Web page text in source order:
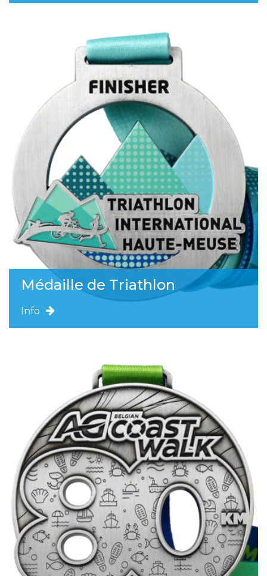
Médaille de Triathlon
Info